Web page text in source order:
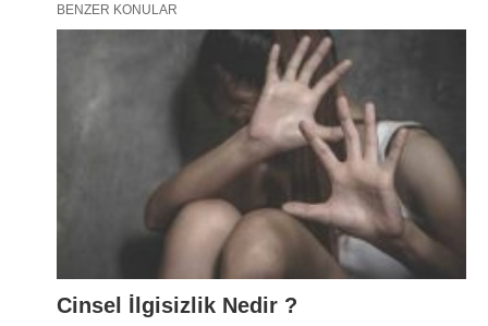
BENZER KONULAR
Cinsel İlgisizlik Nedir ?